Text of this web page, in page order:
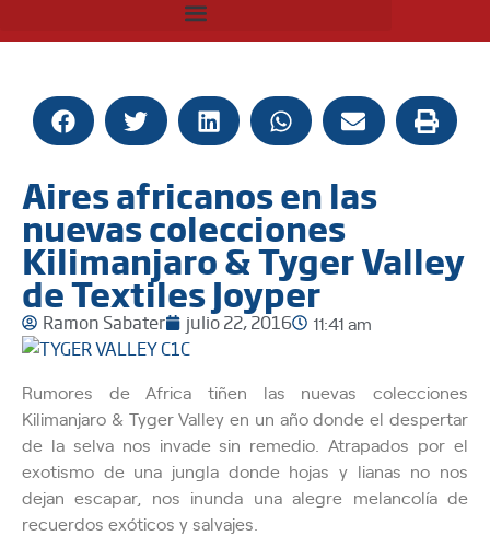
Aires africanos en las
nuevas colecciones
Kilimanjaro & Tyger Valley
de Textiles Joyper
Ramon Sabater julio 22, 2016 11:41 am
Rumores de Africa tiñen las nuevas colecciones
Kilimanjaro & Tyger Valley en un año donde el despertar
de la selva nos invade sin remedio. Atrapados por el
exotismo de una jungla donde hojas y lianas no nos
dejan escapar, nos inunda una alegre melancolía de
recuerdos exóticos y salvajes.